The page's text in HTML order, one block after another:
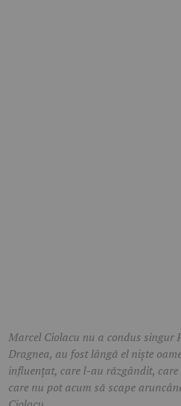
Marcel Ciolacu nu a condus singur
Dragnea, au fost lângă el niște
influențat, care l-au răzgândit,
care nu pot acum să scape